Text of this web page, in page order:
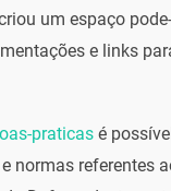
um espaço
e links
praticasé
normas referentes